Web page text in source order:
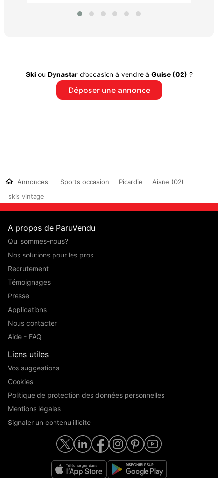
Ski ou Dynastard’occasion à vendre à Guise (02) ?
Déposer une annonce
Annonces Sports occasion Picardie
Aisne (02)
skis vintage
A propos de ParuVendu
Qui sommes-nous?
Nos solutions pour les pros
Recrutement
Témoignages
Presse
Applications
Nous contacter
Aide - FAQ
Liens utiles
Vos suggestions
Cookies
Politique de protection des données personnelles
Mentions légales
Signaler un contenu illicite